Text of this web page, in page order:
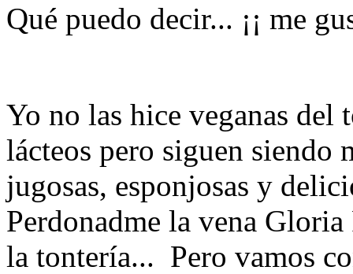
Qué puedo decir... ¡¡ me
Yo no las hice veganas del
lácteos pero siguen siendo
jugosas, esponjosas y
Perdonadme la vena
la tontería... Pero vamos